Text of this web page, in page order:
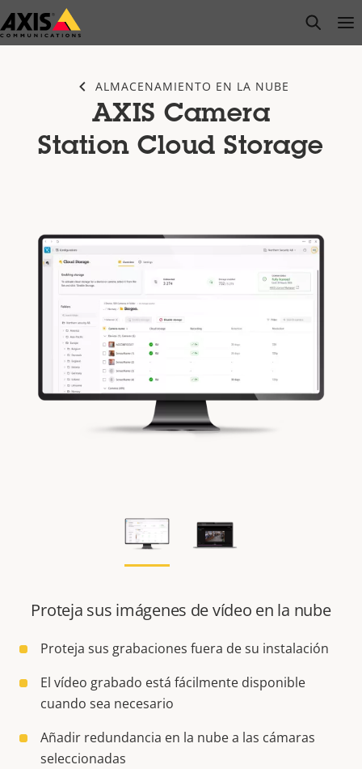
Saltar
al
open
ALMACENAMIENTO EN LA NUBE
AXIS Camera
Station Cloud Storage
Proteja sus imágenes de vídeo en la nube
Proteja sus grabaciones fuera de su instalación
El vídeo grabado está fácilmente disponible
cuando sea necesario
Añadir redundancia en la nube a las cámaras
seleccionadas